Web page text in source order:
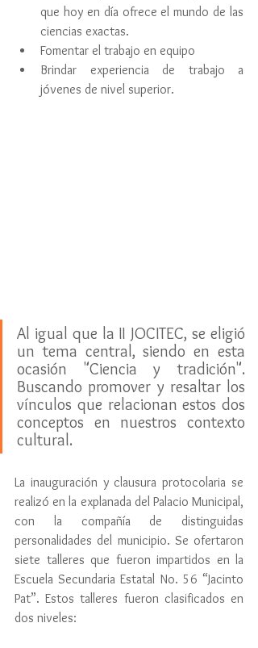
que hoy en día ofrece el mundo de las
ciencias exactas.
Fomentar el trabajo en equipo
Brindar experiencia de trabajo a
jóvenes de nivel superior.
Al igual que la II JOCITEC, se eligió
un tema central, siendo en esta
ocasión "Ciencia y tradición".
Buscando promover y resaltar los
vínculos que relacionan estos dos
conceptos en nuestros contexto
cultural.
La inauguración y clausura protocolaria se
realizó en la explanada del Palacio Municipal,
con la compañía de distinguidas
personalidades del municipio. Se ofertaron
siete talleres que fueron impartidos en la
Escuela Secundaria Estatal No. 56 “Jacinto
Pat”. Estos talleres fueron clasificados en
dos niveles: